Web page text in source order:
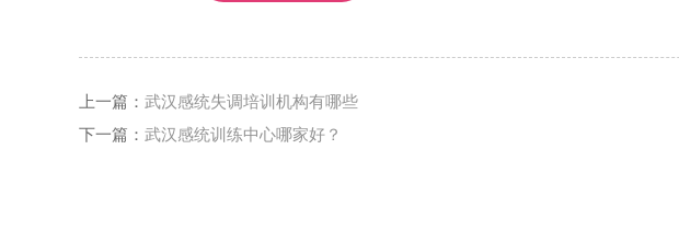
上一篇： 武汉感统失调培训机构有哪些
下一篇： 武汉感统训练中心哪家好？